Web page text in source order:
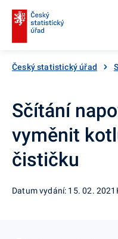
Český statistický úřad
Sčítání
vyměnit
čističku
Datum vydání: 15. 02. 2021